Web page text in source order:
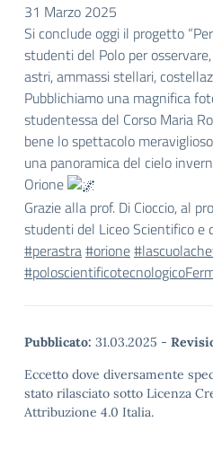
31 Marzo 2025
Si conclude oggi il progetto
studenti del Polo per
astri, ammassi stellari,
Pubblichiamo una magnifica
studentessa del Corso Maria
bene lo spettacolo
una panoramica del cielo
Orione
Grazie alla prof. Di Cioccio, al
studenti del Liceo Scientifico e
#perastra#orione
Pubblicato: 31.03.2025 -
Eccetto dove diversamente
stato rilasciato sotto Licenza
Attribuzione 4.0 Italia.